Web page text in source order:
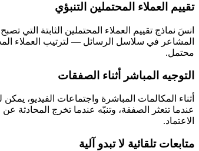
تقييم العملاء المحتملين التنبؤي
انسَ نماذج تقييم العملاء المحتملين الثابتة
المشاعر في سلاسل الرسائل — لترتيب العملاء
محتمل.
التوجيه المباشر أثناء الصفقات
أثناء المكالمات المباشرة واجتماعات الفيديو،
عندما تتعثر الصفقة، وتنبّه عندما تخرج
الاعتماد.
متابعات تلقائية لا تبدو آلية